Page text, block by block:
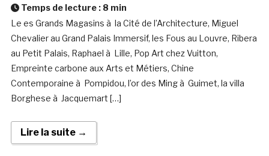
Temps de lecture : 8 min
Le es Grands Magasins à la Cité de l’Architecture, Miguel
Chevalier au Grand Palais Immersif, les Fous au Louvre, Ribera
au Petit Palais, Raphael à Lille, Pop Art chez Vuitton,
Empreinte carbone aux Arts et Métiers, Chine
Contemporaine à Pompidou, l’or des Ming à Guimet, la villa
Borghese à Jacquemart […]
Lire la suite →